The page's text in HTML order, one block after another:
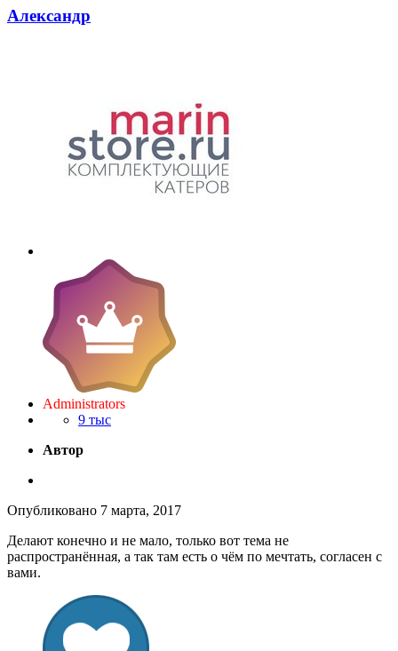
Александр
Administrators
9 тыс
Автор
Опубликовано 7 марта, 2017
Делают конечно и не мало, только вот тема не
распространённая, а так там есть о чём по мечтать, согласен с
вами.